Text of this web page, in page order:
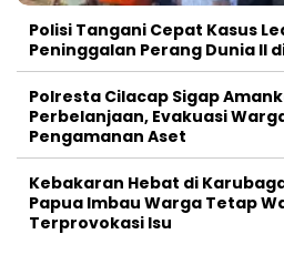
Polisi Tangani Cepat Kasus
Peninggalan Perang Dunia II
Polresta Cilacap Sigap
Perbelanjaan, Evakuasi
Pengamanan Aset
Kebakaran Hebat di
Papua Imbau Warga Tetap
Terprovokasi Isu